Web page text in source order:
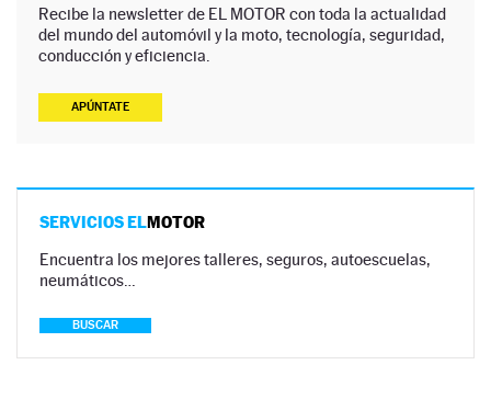
Recibe la newsletter de EL MOTOR con toda la actualidad
del mundo del automóvil y la moto, tecnología, seguridad,
conducción y eficiencia.
APÚNTATE
SERVICIOS ELMOTOR
Encuentra los mejores talleres, seguros, autoescuelas,
neumáticos…
BUSCAR